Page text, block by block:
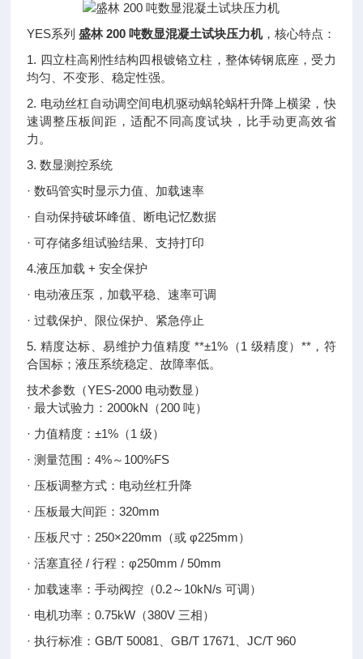
YES系列盛林 200 吨数显混凝土试块压力机，核心特点：
1. 四立柱高刚性结构四根镀铬立柱，整体铸钢底座，受力
均匀、不变形、稳定性强。
2. 电动丝杠自动调空间电机驱动蜗轮蜗杆升降上横梁，快
速调整压板间距，适配不同高度试块，比手动更高效省
力。
3. 数显测控系统
· 数码管实时显示力值、加载速率
· 自动保持破坏峰值、断电记忆数据
· 可存储多组试验结果、支持打印
4.液压加载 + 安全保护
· 电动液压泵，加载平稳、速率可调
· 过载保护、限位保护、紧急停止
5. 精度达标、易维护力值精度 **±1%（1 级精度）**，符
合国标；液压系统稳定、故障率低。
技术参数（YES-2000 电动数显）
· 最大试验力：2000kN（200 吨）
· 力值精度：±1%（1 级）
· 测量范围：4%～100%FS
· 压板调整方式：电动丝杠升降
· 压板最大间距：320mm
· 压板尺寸：250×220mm（或 φ225mm）
· 活塞直径 / 行程：φ250mm / 50mm
· 加载速率：手动阀控（0.2～10kN/s 可调）
· 电机功率：0.75kW（380V 三相）
· 执行标准：GB/T 50081、GB/T 17671、JC/T 960